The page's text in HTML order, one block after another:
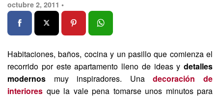
octubre 2, 2011 •
Habitaciones, baños, cocina y un pasillo que comienza el
recorrido por este apartamento lleno de ideas y detalles
modernos muy inspiradores. Unadecoración de
interiores que la vale pena tomarse unos minutos para